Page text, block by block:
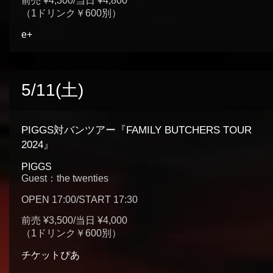
（1ドリンク￥600別）
e+
5/11(土)
PIGGS対バンツアー『FAMILY BUTCHERS TOUR
2024』
PIGGS
Guest：the twenties
OPEN 17:00/START 17:30
前売 ¥3,500/当日 ¥4,000
（1ドリンク￥600別）
チケットぴあ